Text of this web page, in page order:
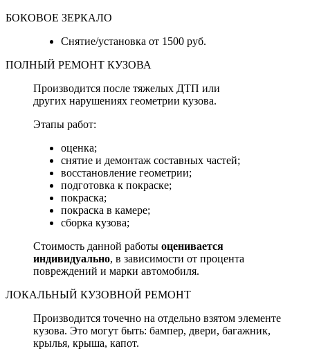
БОКОВОЕ ЗЕРКАЛО
Снятие/установка от 1500 руб.
ПОЛНЫЙ РЕМОНТ КУЗОВА
Производится после тяжелых ДТП или
других нарушениях геометрии кузова.
Этапы работ:
оценка;
снятие и демонтаж составных частей;
восстановление геометрии;
подготовка к покраске;
покраска;
покраска в камере;
сборка кузова;
Стоимость данной работы оценивается
индивидуально, в зависимости от процента
повреждений и марки автомобиля.
ЛОКАЛЬНЫЙ КУЗОВНОЙ РЕМОНТ
Производится точечно на отдельно взятом элементе
кузова. Это могут быть: бампер, двери, багажник,
крылья, крыша, капот.